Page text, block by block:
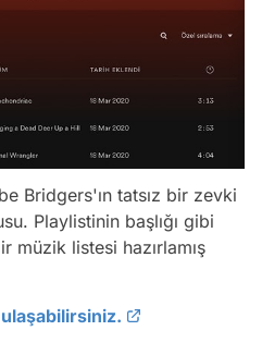
Bridgers'ın tatsız bir zevki
Playlistinin başlığı gibi
müzik listesi hazırlamış